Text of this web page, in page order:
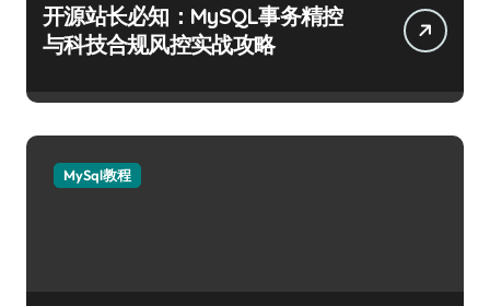
开源站长必知：MySQL事务精控
与科技合规风控实战攻略
MySql教程